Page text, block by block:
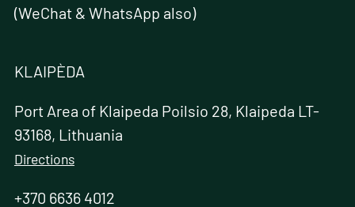
(WeChat & WhatsApp also)
KLAIPÈDA
Port Area of Klaipeda Poilsio 28, Klaipeda LT-
93168, Lithuania
Directions
+370 6636 4012